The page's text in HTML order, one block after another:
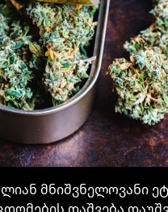
მნიშვნელოვანი